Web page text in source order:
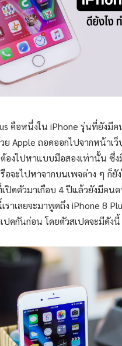
คือหนึ่งใน iPhone รุ่นที่ยังมีค
Apple ถอดออกไปจากหน้าเว็
องไปหาแบบมือสองเท่านั้น ซึ่ง
อจะไปหาจากบนเพจต่าง ๆ ก็ยั
ปิดตัวมาเกือบ 4 ปีแล้วยังมีคน
ราเลยจะมาพูดถึง iPhone 8
ปคกันก่อน โดยตัวสเปคจะมีดังนี้